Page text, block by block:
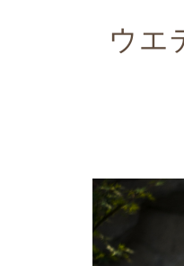
ウエ